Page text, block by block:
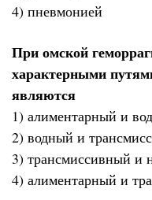
4) пневмонией
При омской
характерными
являются
1) алиментарный и
2) водный и
3) трансмиссивный и
4) алиментарный и